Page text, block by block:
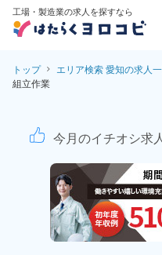
工場・製造業の求人を探すなら
トップ エリア検索 愛知の求人
組立作業
【最短当日
今月のイチオシ求